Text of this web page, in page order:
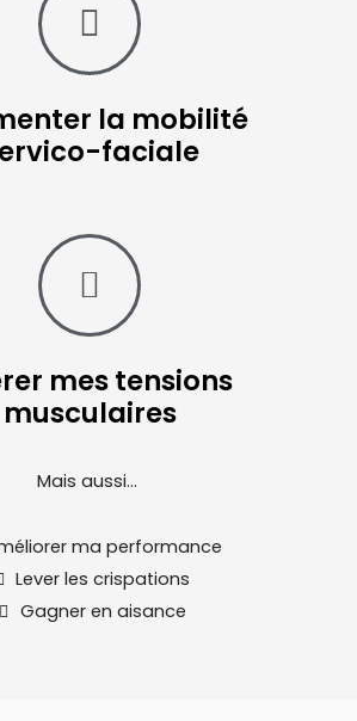
la mobilité
faciale
mes tensions
musculaires
Mais aussi…
ma performance
Lever les crispations
Gagner en aisance